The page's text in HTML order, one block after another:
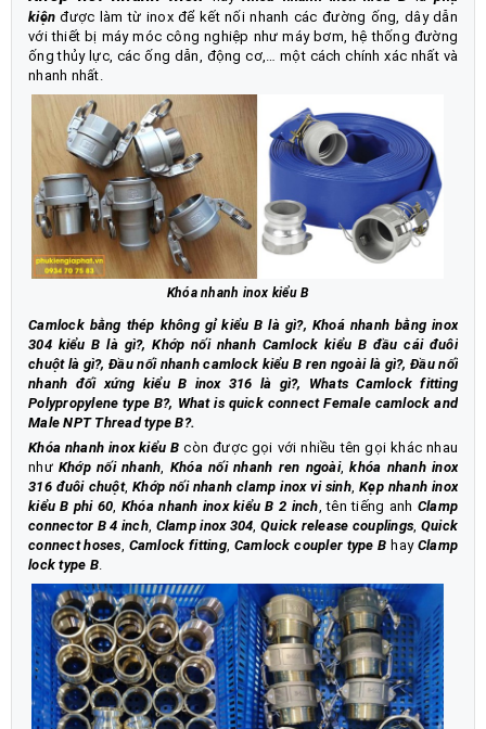
kiện được làm từ inox để kết nối nhanh các đường ống, dây dẫn
với thiết bị máy móc công nghiệp như máy bơm, hệ thống đường
ống thủy lực, các ống dẫn, động cơ,… một cách chính xác nhất và
nhanh nhất.
Khóa nhanh inox kiểu B
Camlock bằng thép không gỉ kiểu B là gì?, Khoá nhanh bằng inox
304 kiểu B là gì?, Khớp nối nhanh Camlock kiểu B đầu cái đuôi
chuột là gì?, Đầu nối nhanh camlock kiểu B ren ngoài là gì?, Đầu nối
nhanh đối xứng kiểu B inox 316 là gì?, Whats Camlock fitting
Polypropylene type B?, What is quick connect Female camlock and
Male NPT Thread type B?.
Khóa nhanh inox kiểu B còn được gọi với nhiều tên gọi khác nhau
như Khớp nối nhanh Khóa nối nhanh ren ngoài,khóa nhanh inox
316 đuôi chuột,Khớp nối nhanh clamp inox vi sinh,Kẹp nhanh inox
kiểu B phi 60 Khóa nhanh inox kiểu B 2 inch , tên tiếng anh Clamp
connector B 4 inch, Clamp inox 304 ,Quick release couplings Quick
connect hoses Camlock fitting, Camlock coupler type B hay Clamp
lock type B.